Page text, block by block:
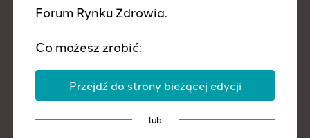
Agnieszka Mrozik
Stanowisko:zastępca dyrektora, Departament
Opieki Koordynowanej, Ministerstwo Zdrowia
Forum Rynku Zdrowia.
Co możesz zrobić:
Przejdź do strony bieżącej edycji
lub